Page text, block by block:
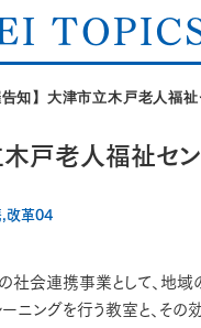
告知】大津市立木戸老人福
戸老人福祉セン
,改革04
会連携事業として、地域
ングを行う教室と、そ